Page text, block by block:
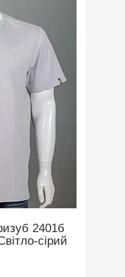
2401б
сірий